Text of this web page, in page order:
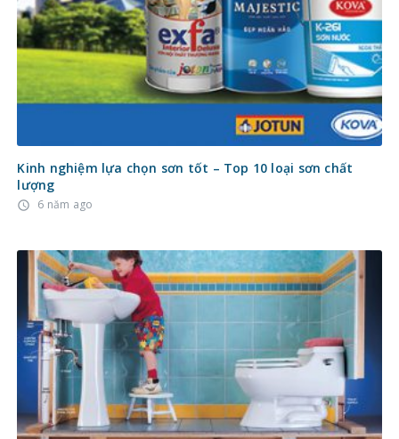
Kinh nghiệm lựa chọn sơn tốt – Top 10 loại sơn chất
lượng
access_time 6 năm ago